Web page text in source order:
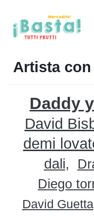
Artista con
Daddy
David
demi
dali
Diego
David Guetta